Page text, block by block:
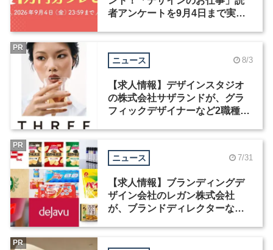
者アンケートを9月4日まで実施
ニュース 8/3
【求人情報】デザインスタジオ
の株式会社サザランドが、グラ
フィックデザイナーなど2職種を
PR
ニュース 7/31
【求人情報】ブランディングデ
ザイン会社のレガン株式会社
が、ブランドディレクターなど3
PR
PR